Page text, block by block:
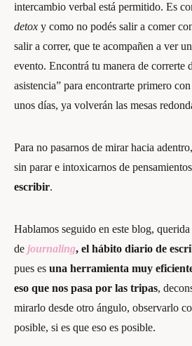
intercambio verbal está permitido. Es
detox y como no podés salir a comer
salir a correr, que te acompañen a ver
evento. Encontrá tu manera de correrte
asistencia” para encontrarte primero
unos días, ya volverán las mesas
Para no pasarnos de mirar hacia
sin parar e intoxicarnos de
escribir.
Hablamos seguido en este blog,
de journaling, el hábito diario de
pues es una herramienta muy
eso que nos pasa por las tripas,
mirarlo desde otro ángulo, observarlo
posible, si es que eso es posible.